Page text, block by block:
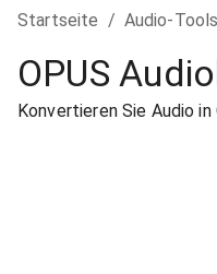
Startseite / Audio-Tools
OPUS
Konvertieren Sie Audio in